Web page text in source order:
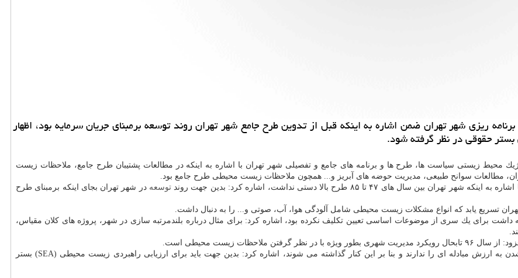
ریزی شهر تهران ضمن اشاره به اینكه قبل از تدوین طرح جامع شهر تهران روند توسعه برمبنای جریان سرمایه بود، اظهار
حقوقی در نظر گرفته شود.
محیط زیستی سیاست ها، طرح ها و برنامه های جامع و تفصیلی شهر تهران با اشاره به اینكه در مطالعات پشتیبان طرح جامع، ملاحظات زیست
مطالعات سوانح طبیعی، مدیریت حوضه های آبریز و... همچون ملاحظات زیست محیطی طرح جامع بود.
۴۷ تا ۸۵ طرح بالا دستی نداشت، اشاره كرد: بدین جهت روند
توسعه در شهر تهران بجای اینكه برمبنای طرح
تسریع یابد كه انواع مشكلات زیست محیطی شامل آلودگی هوا، آب، صوتی و... را به دنبال داشت.
داشت برای یك سری از موضوعات اساسی تعیین تكلیف نكرده بود، اشاره كرد: برای مثال درباره بلندمرتبه سازی در شهر، پروژه های كلان مقیاس،
زیست محیطی است.
بصیری درانتها با اشاره به اینكه ارزش های زیست محیطی قابلیت تبدیل شدن به ارزش مبادله ای را ندارند و بنا بر این كنار گذاشته می شوند، اشاره كرد: بدین جهت باید برای ارزیابی راهبردی زیست محیطی (SEA) بستر